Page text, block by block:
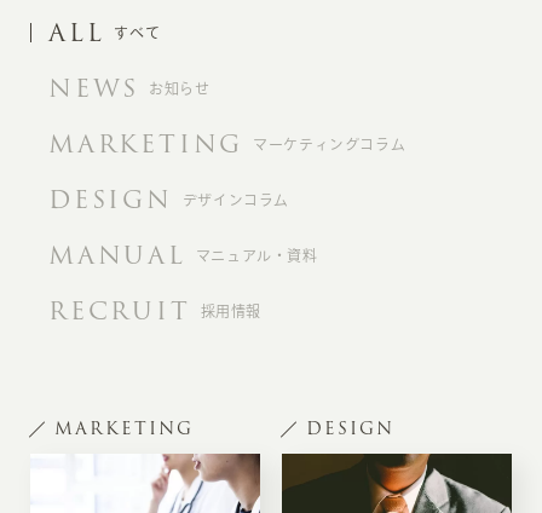
ALL すべて
NEWS お知らせ
MARKETING マーケティングコラム
DESIGN デザインコラム
MANUAL マニュアル・資料
RECRUIT 採用情報
MARKETING DESIGN